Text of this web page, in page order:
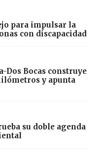
para impulsar la
con discapacidad
Dos Bocas construye
y apunta
su doble agenda